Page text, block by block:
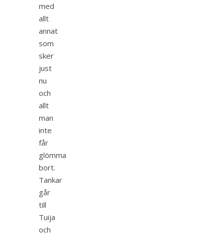
med
allt
annat
som
sker
just
nu
och
allt
man
inte
får
glömma
bort.
Tankar
går
till
Tuija
och